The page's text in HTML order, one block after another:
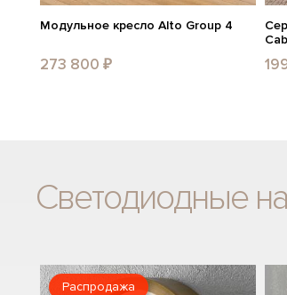
Модульное кресло Alto Group 4
273 800 ₽
Светодиодные
Распродажа